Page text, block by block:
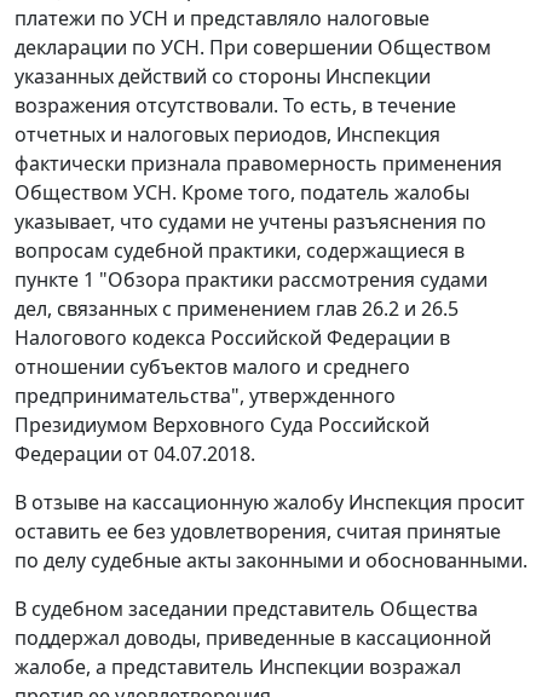
платежи по УСН и представляло налоговые
декларации по УСН. При совершении Обществом
указанных действий со стороны Инспекции
возражения отсутствовали. То есть, в течение
отчетных и налоговых периодов, Инспекция
фактически признала правомерность применения
Обществом УСН. Кроме того, податель жалобы
указывает, что судами не учтены разъяснения по
вопросам судебной практики, содержащиеся в
пункте 1 "Обзора практики рассмотрения судами
дел, связанных с применением глав 26.2 и 26.5
Налогового кодекса Российской Федерации в
отношении субъектов малого и среднего
предпринимательства", утвержденного
Президиумом Верховного Суда Российской
Федерации от 04.07.2018.
В отзыве на кассационную жалобу Инспекция просит
оставить ее без удовлетворения, считая принятые
по делу судебные акты законными и обоснованными.
В судебном заседании представитель Общества
поддержал доводы, приведенные в кассационной
жалобе, а представитель Инспекции возражал